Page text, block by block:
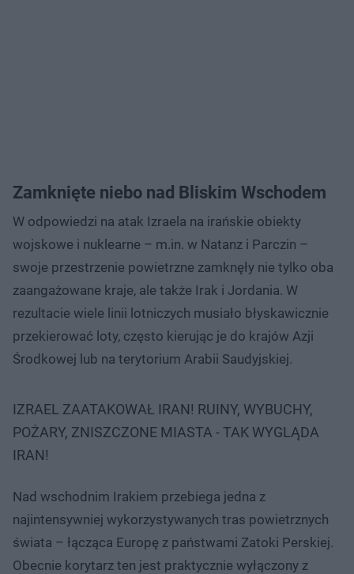
Zamknięte niebo nad Bliskim Wschodem
W odpowiedzi na atak Izraela na irańskie obiekty
wojskowe i nuklearne – m.in. w Natanz i Parczin –
swoje przestrzenie powietrzne zamknęły nie tylko oba
zaangażowane kraje, ale także Irak i Jordania. W
rezultacie wiele linii lotniczych musiało błyskawicznie
przekierować loty, często kierując je do krajów Azji
Środkowej lub na terytorium Arabii Saudyjskiej.
IZRAEL ZAATAKOWAŁ IRAN! RUINY, WYBUCHY,
POŻARY, ZNISZCZONE MIASTA - TAK WYGLĄDA
IRAN!
Nad wschodnim Irakiem przebiega jedna z
najintensywniej wykorzystywanych tras powietrznych
świata – łącząca Europę z państwami Zatoki Perskiej.
Obecnie korytarz ten jest praktycznie wyłączony z